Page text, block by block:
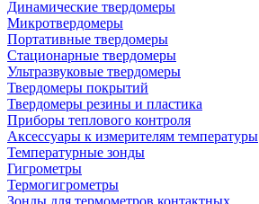
Динамические твердомеры
Микротвердомеры
Портативные твердомеры
Стационарные твердомеры
Ультразвуковые твердомеры
Твердомеры покрытий
Твердомеры резины и пластика
Приборы теплового контроля
Аксессуары к измерителям температуры
Температурные зонды
Гигрометры
Термогигрометры
Зонды для термометров контактных